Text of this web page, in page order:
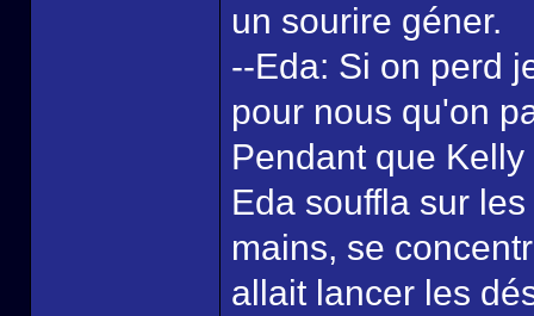
un sourire géner.
--Eda: Si on perd
pour nous qu'on
Pendant que
Eda souffla sur
mains, se
allait lancer les